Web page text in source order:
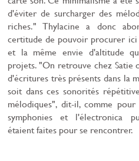
d'éviter de surcharger des
riches." Thylacine a donc
certitude de pouvoir procurer ici
et la même envie d'altitude
projets. "On retrouve chez Satie
d'écritures très présents dans la
soit dans ces sonorités
mélodiques", dit-il, comme
symphonies et l'électronica
étaient faites pour se rencontrer.